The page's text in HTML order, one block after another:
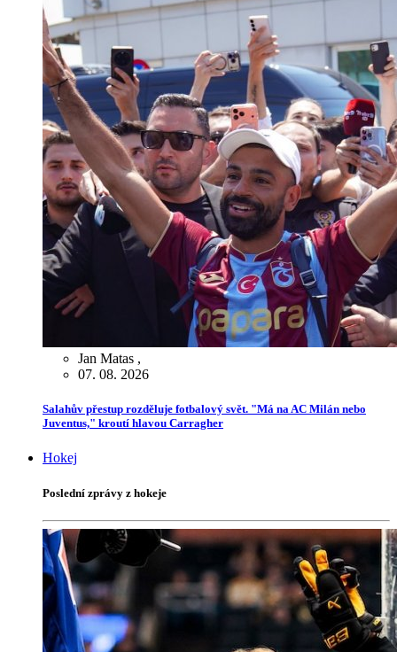
Jan Matas ,
07. 08. 2026
Salahův přestup rozděluje fotbalový svět. "Má na AC Milán nebo
Juventus," kroutí hlavou Carragher
Hokej
Poslední zprávy z hokeje